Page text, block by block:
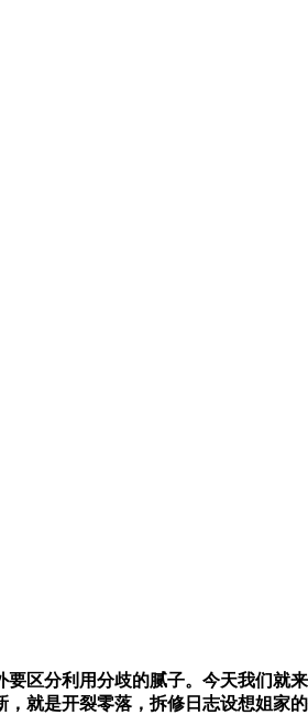
分利用分歧的腻子。今天我们就
就是开裂零落，拆修日志设想姐家